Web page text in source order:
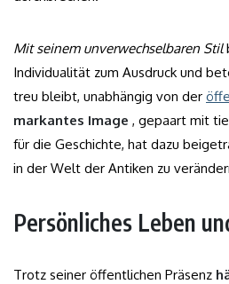
Mit seinem unverwechselbaren Stil
Individualität zum Ausdruck und
treu bleibt, unabhängig von der
markantes Image , gepaart mit
für die Geschichte, hat dazu
in der Welt der Antiken zu
Persönliches Leben
Trotz seiner öffentlichen Präsenz